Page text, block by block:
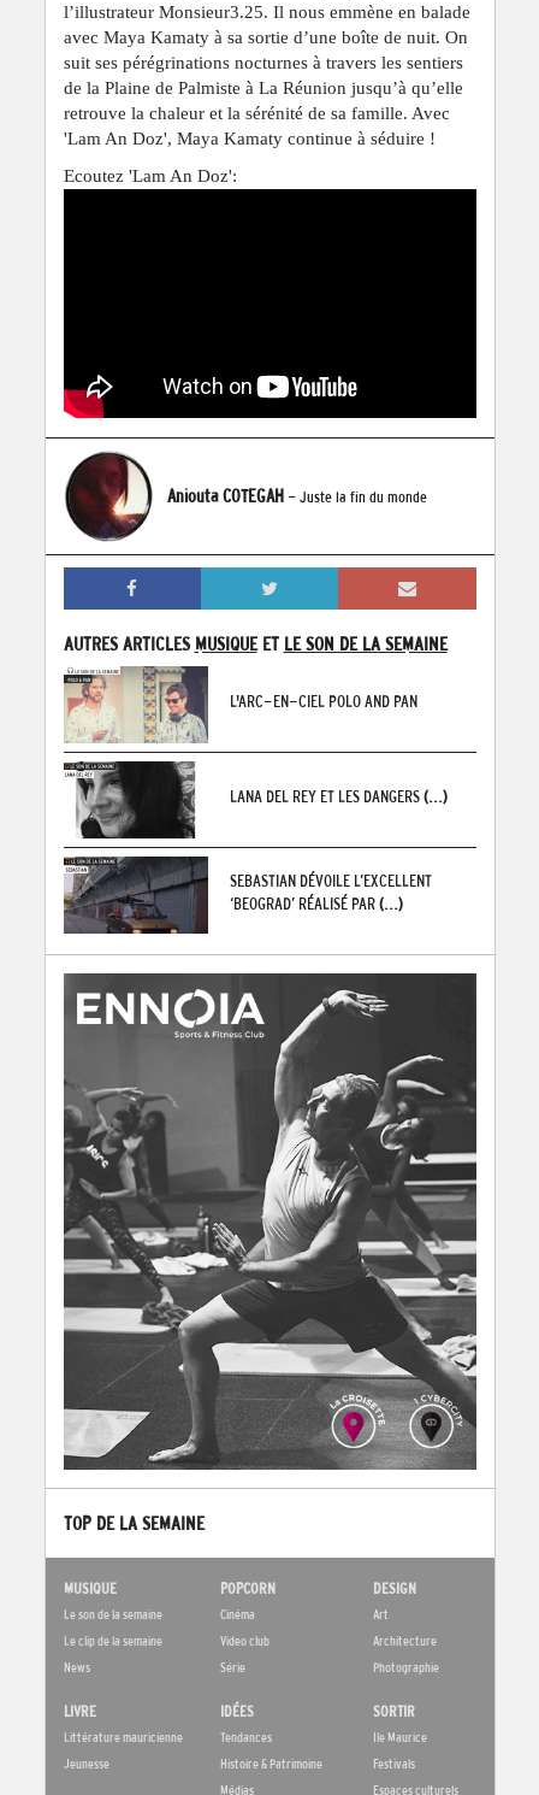
l’illustrateur Monsieur3.25. Il nous emmène en balade
avec Maya Kamaty à sa sortie d’une boîte de nuit. On
suit ses pérégrinations nocturnes à travers les sentiers
de la Plaine de Palmiste à La Réunion jusqu’à qu’elle
retrouve la chaleur et la sérénité de sa famille. Avec
'Lam An Doz', Maya Kamaty continue à séduire !
Ecoutez 'Lam An Doz':
Aniouta COTEGAH - Juste la fin du monde
AUTRES ARTICLES MUSIQUEET LE SON DE LA SEMAINE
L'ARC-EN-CIEL POLO AND PAN
LANA DEL REY ET LES DANGERS(...)
SEBASTIAN DÉVOILE L’EXCELLENT
‘BEOGRAD’ RÉALISÉ PAR(...)
TOP DE LA SEMAINE
MUSIQUE
Le son de la semaine
Le clip de la semaine
News
POPCORN
Cinéma
Video club
Série
DESIGN
Art
Architecture
Photographie
LIVRE
Littérature mauricienne
Jeunesse
IDÉES
Tendances
Histoire & Patrimoine
Médias
SORTIR
Ile Maurice
Festivals
Espaces culturels